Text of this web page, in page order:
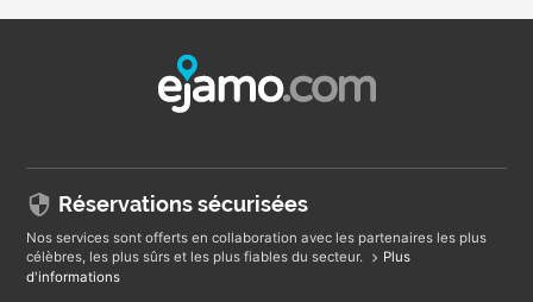
Réservations sécurisées
Nos services sont offerts en collaboration avec les partenaires les plus
célèbres, les plus sûrs et les plus fiables du secteur.
Plus
d'informations